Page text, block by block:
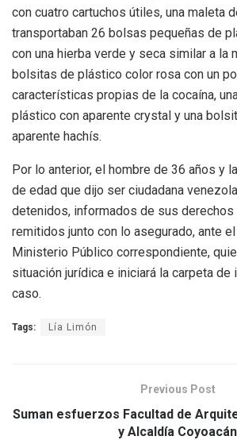
con cuatro cartuchos útiles, una maleta
transportaban 26 bolsas pequeñas de
con una hierba verde y seca similar a la
bolsitas de plástico color rosa con un
características propias de la cocaína,
plástico con aparente crystal y una
aparente hachís.
Por lo anterior, el hombre de 36 años y
de edad que dijo ser ciudadana
detenidos, informados de sus
remitidos junto con lo asegurado, ante
Ministerio Público correspondiente,
situación jurídica e iniciará la carpeta
caso.
Tags: Lía Limón
Previous Post
Suman esfuerzos Facultad de
y Alcaldía Coyoacán